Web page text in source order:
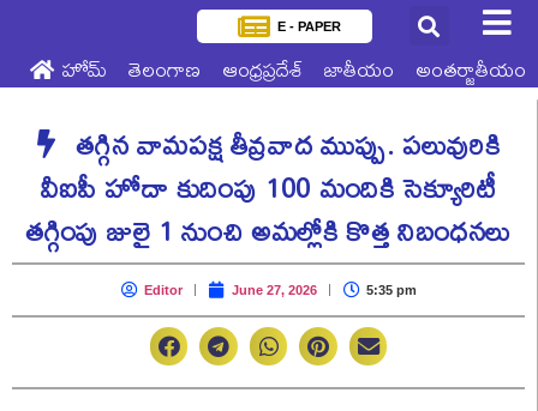
E - PAPER
హోమ్ తెలంగాణ ఆంధ్రప్రదేశ్ జాతీయం అంతర్జాతీయం
తగ్గిన వామపక్ష తీవ్రవాద ముప్పు. పలువురికి
వీఐపీ హోదా కుదింపు 100 మందికి సెక్యూరిటీ
తగ్గింపు జులై 1 నుంచి అమల్లోకి కొత్త నిబంధనలు
Editor June 27, 2026 5:35 pm